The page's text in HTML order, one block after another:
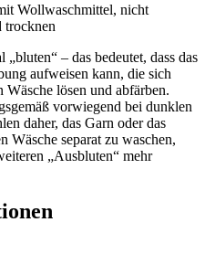
Wollwaschmittel, nicht
trocknen
– das bedeutet, dass das
aufweisen kann, die sich
Wäsche lösen und abfärben.
vorwiegend bei dunklen
daher, das Garn oder das
Wäsche separat zu waschen,
„Ausbluten“ mehr